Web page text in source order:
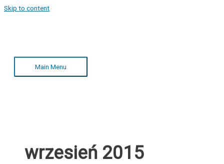
Skip to content
Main Menu
wrzesień 2015